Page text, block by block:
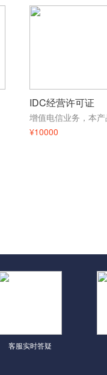
IDC经营许可证
¥10000
客服实时答疑